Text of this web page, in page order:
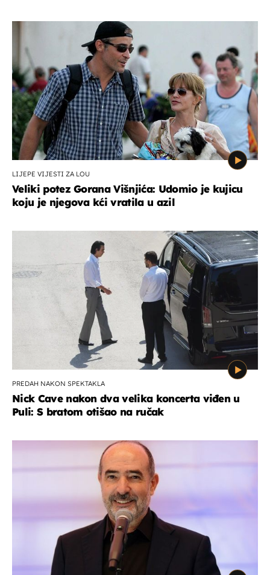
LIJEPE VIJESTI ZA LOU
Veliki potez Gorana Višnjića: Udomio je kujicu
koju je njegova kći vratila u azil
PREDAH NAKON SPEKTAKLA
Nick Cave nakon dva velika koncerta viđen u
Puli: S bratom otišao na ručak